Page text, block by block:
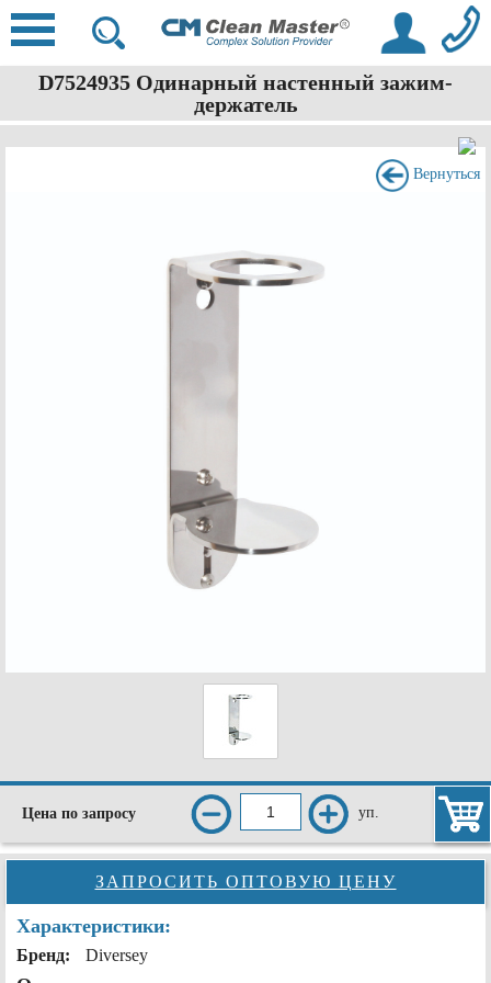
D7524935 Одинарный настенный зажим-
держатель
Вернуться
Цена по запросу уп.
ЗАПРОСИТЬ ОПТОВУЮ ЦЕНУ
Характеристики:
Бренд: Diversey